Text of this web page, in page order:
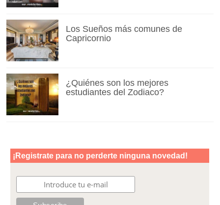
Los Sueños más comunes de
Capricornio
¿Quiénes son los mejores
estudiantes del Zodiaco?